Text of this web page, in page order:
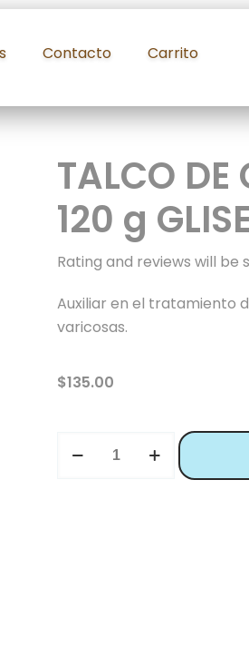
Contacto Carrito
TALCO DE
120 g
Rating and reviews will be
Auxiliar en el tratamiento
varicosas.
$135.00